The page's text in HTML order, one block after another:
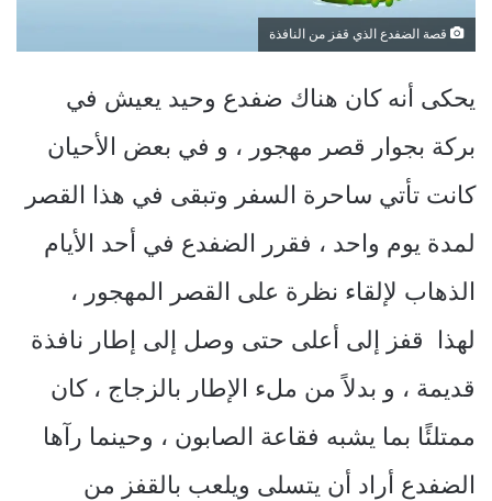
قصة الضفدع الذي قفز من النافذة
يحكى أنه كان هناك ضفدع وحيد يعيش في
بركة بجوار قصر مهجور ، و في بعض الأحيان
كانت تأتي ساحرة السفر وتبقى في هذا القصر
لمدة يوم واحد ، فقرر الضفدع في أحد الأيام
الذهاب لإلقاء نظرة على القصر المهجور ،
لهذا قفز إلى أعلى حتى وصل إلى إطار نافذة
قديمة ، و بدلاً من ملء الإطار بالزجاج ، كان
ممتلئًا بما يشبه فقاعة الصابون ، وحينما رآها
الضفدع أراد أن يتسلى ويلعب بالقفز من